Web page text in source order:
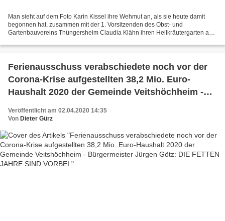
Man sieht auf dem Foto Karin Kissel ihre Wehmut an, als sie heute damit
begonnen hat, zusammen mit der 1. Vorsitzenden des Obst- und
Gartenbauvereins Thüngersheim Claudia Klähn ihren Heilkräutergarten am
Ferienausschuss verabschiedete noch vor der
Corona-Krise aufgestellten 38,2 Mio. Euro-
Haushalt 2020 der Gemeinde Veitshöchheim -
SIND VORBEI
Veröffentlicht am 02.04.2020 14:35
Von Dieter Gürz